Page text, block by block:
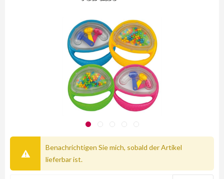
Benachrichtigen Sie mich, sobald der Artikel
lieferbar ist.